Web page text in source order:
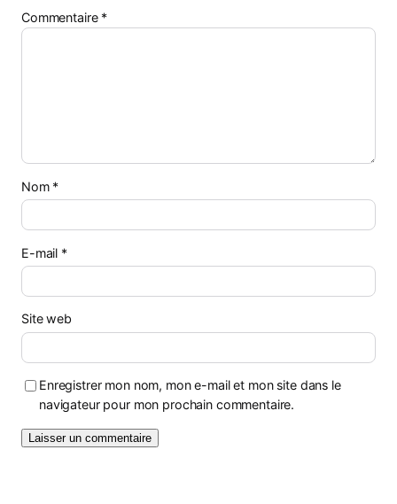
Commentaire *
Nom *
E-mail *
Site web
Enregistrer mon nom, mon e-mail et mon site dans le
navigateur pour mon prochain commentaire.